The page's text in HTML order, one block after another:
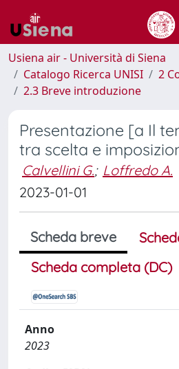
Usiena air - Università di Siena
Catalogo Ricerca UNISI
2
2.3 Breve introduzione
Presentazione [a Il
tra scelta e
Calvellini G.; Loffredo A.
2023-01-01
Scheda breve
Scheda completa (DC)
Anno
2023